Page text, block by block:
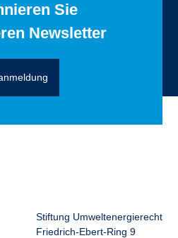
Sie
Newsletter
Stiftung Umweltenergierecht
Friedrich-Ebert-Ring 9